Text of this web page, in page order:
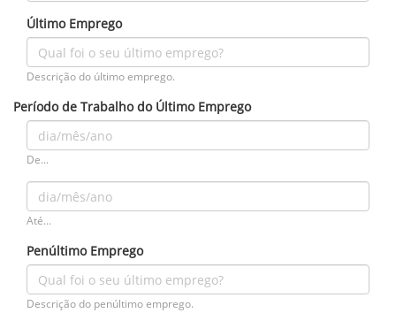
Último Emprego
Descrição do último emprego.
Período de Trabalho do Último Emprego
De...
Até...
Penúltimo Emprego
Descrição do penúltimo emprego.